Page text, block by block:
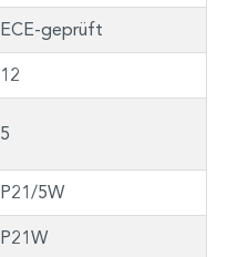
ECE-geprüft
12
5
P21/5W
P21W